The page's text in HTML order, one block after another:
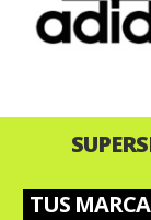
TUS